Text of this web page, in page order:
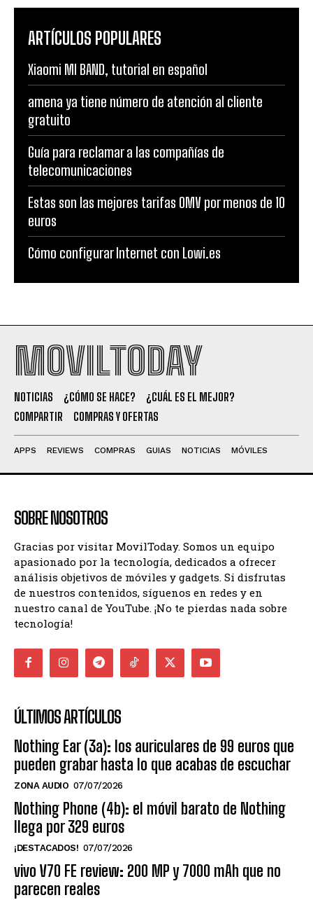
ARTÍCULOS POPULARES
Xiaomi MI BAND, tutorial en español
amena ya tiene número de atención al cliente
gratuito
Guía para reclamar a las compañías de
telecomunicaciones
Estas son las mejores tarifas OMV por menos de 10
euros
Cómo configurar Internet con Lowi.es
MOVILTODAY
NOTICIAS ¿CÓMO SE HACE?
¿CUÁL ES EL MEJOR?
COMPARTIR
COMPRAS Y OFERTAS
APPS REVIEWS COMPRAS GUIAS NOTICIAS MÓVILES
SOBRE NOSOTROS
Gracias por visitar MovilToday. Somos un equipo
apasionado por la tecnología, dedicados a ofrecer
análisis objetivos de móviles y gadgets. Si disfrutas
de nuestros contenidos, síguenos en redes y en
nuestro canal de YouTube. ¡No te pierdas nada sobre
tecnología!
ÚLTIMOS ARTÍCULOS
Nothing Ear (3a): los auriculares de 99 euros que
pueden grabar hasta lo que acabas de escuchar
ZONA AUDIO 07/07/2026
Nothing Phone (4b): el móvil barato de Nothing
llega por 329 euros
¡DESTACADOS! 07/07/2026
vivo V70 FE review: 200 MP y 7000 mAh que no
parecen reales